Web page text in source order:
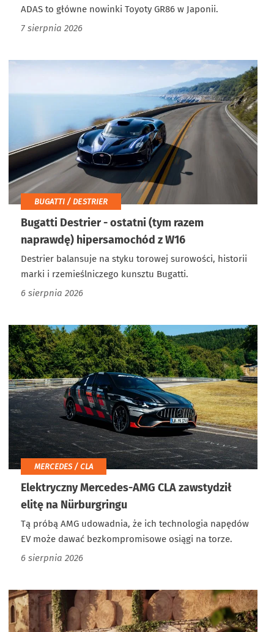
ADAS to główne nowinki Toyoty GR86 w Japonii.
7 sierpnia 2026
BUGATTI / DESTRIER
Bugatti Destrier - ostatni (tym razem
naprawdę) hipersamochód z W16
Destrier balansuje na styku torowej surowości, historii
marki i rzemieślniczego kunsztu Bugatti.
6 sierpnia 2026
MERCEDES / CLA
Elektryczny Mercedes-AMG CLA zawstydził
elitę na Nürburgringu
Tą próbą AMG udowadnia, że ich technologia napędów
EV może dawać bezkompromisowe osiągi na torze.
6 sierpnia 2026